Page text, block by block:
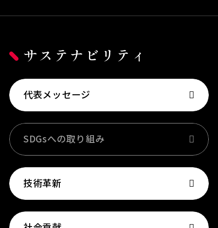
サステナビリティ
代表メッセージ
SDGsへの取り組み
技術革新